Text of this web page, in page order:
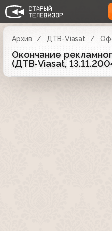
Архив ДТВ-Viasat
Окончание
(ДТВ-Viasat,